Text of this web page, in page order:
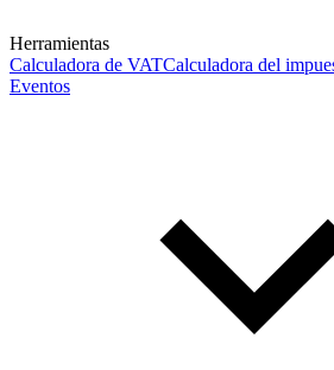
Herramientas
Calculadora de VATCalculadora del
Eventos